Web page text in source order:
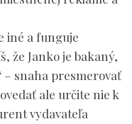
iné a funguje
že Janko je bakaný,
– snaha presmerovať
ale určite nie k
vydavateľa